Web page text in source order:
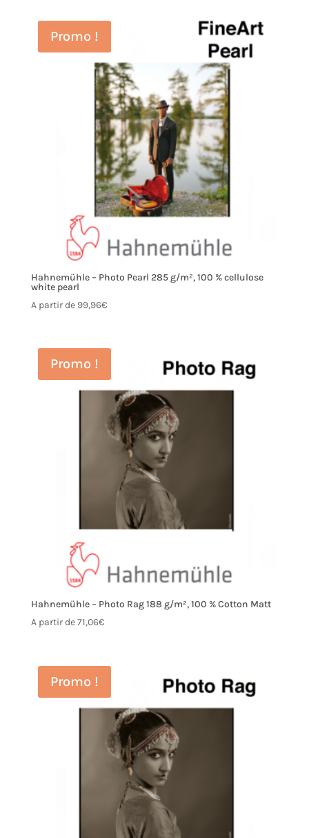
Promo !
Hahnemühle – Photo Pearl 285 g/m², 100 % cellulose
white pearl
A partir de 99,96€
Promo !
Hahnemühle – Photo Rag 188 g/m², 100 % Cotton Matt
A partir de71,06€
Promo !